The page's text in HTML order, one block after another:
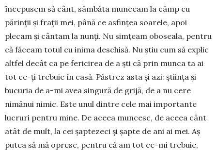
începusem să cânt, sâmbăta munceam la câmp cu
părinții și frații mei, până ce asfințea soa­rele, apoi
plecam şi cântam la nunţi. Nu simţeam oboseala, pentru
că făceam totul cu inima des­chisă. Nu ştiu cum să explic
altfel de­cât ca pe fe­ricirea de a şti că prin munca ta ai
tot ce-ţi trebuie în casă. Păstrez asta şi azi: ştiinţa şi
bucuria de a-mi avea singură de grijă, de a nu cere
nimănui nimic. Este unul dintre cele mai importante
lucruri pentru mine. De aceea muncesc, de aceea cânt
atât de mult, la cei şaptezeci şi şapte de ani ai mei. Aş
putea să mă opresc, pentru că am tot ce-mi trebuie,